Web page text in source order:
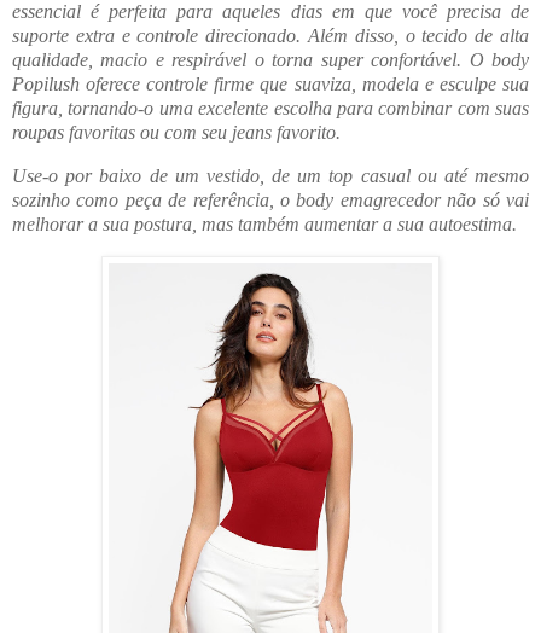
essencial é perfeita para aqueles dias em que você precisa de
suporte extra e controle direcionado. Além disso, o tecido de alta
qualidade, macio e respirável o torna super confortável. O body
Popilush oferece controle firme que suaviza, modela e esculpe sua
figura, tornando-o uma excelente escolha para combinar com suas
roupas favoritas ou com seu jeans favorito.
Use-o por baixo de um vestido, de um top casual ou até mesmo
sozinho como peça de referência, o body emagrecedor não só vai
melhorar a sua postura, mas também aumentar a sua autoestima.